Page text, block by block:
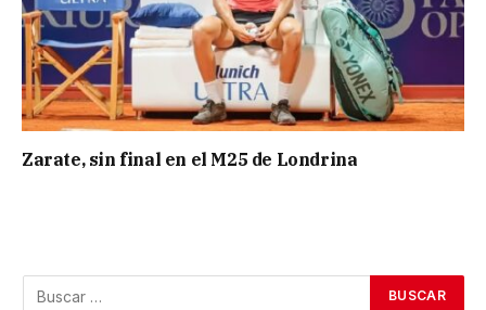
Zarate, sin final en el M25 de Londrina